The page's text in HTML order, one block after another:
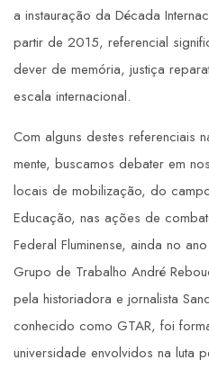
a instauração da Década
partir de 2015, referencial
dever de memória, justiça
escala internacional.
Com alguns destes referenciais
mente, buscamos debater em
locais de mobilização, do
Educação, nas ações de
Federal Fluminense, ainda no
Grupo de Trabalho André
pela historiadora e jornalista
conhecido como GTAR, foi
universidade envolvidos na luta